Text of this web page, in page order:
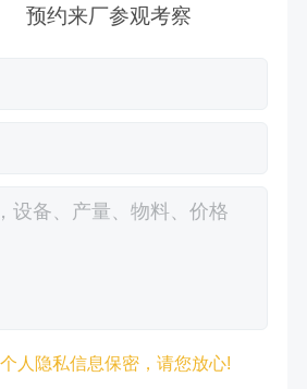
预约来厂参观考察
人隐私信息保密，请您放心!